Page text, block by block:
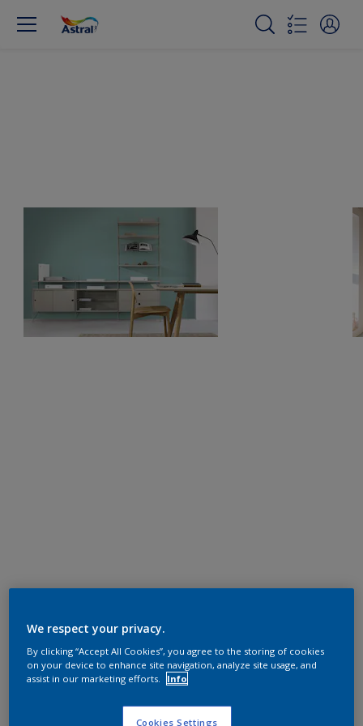
We respect your privacy.
By clicking “Accept All Cookies”, you agree to the storing of cookies
on your device to enhance site navigation, analyze site usage, and
assist in our marketing efforts.
Info
Cookies Settings